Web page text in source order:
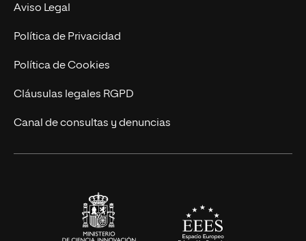
Postgrados
Cursos Universitarios
Nuestro Equipo
Trabaja en UNIR
Actualidad
UNIR Revista
Eventos
Aviso Legal
Política de Privacidad
Política de Cookies
Cláusulas legales RGPD
Canal de consultas y denuncias